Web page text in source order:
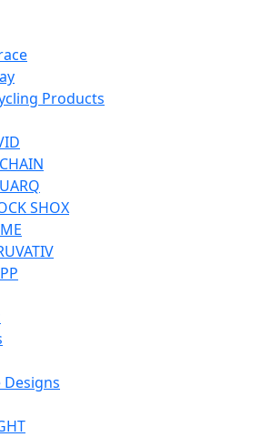
Products
SHOX
Designs